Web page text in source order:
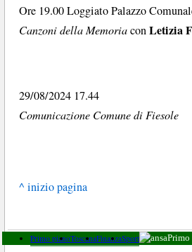
Ore 19.00 Loggiato Palazzo
Canzoni della MemoriaconLetizia
29/08/2024 17.44
Comunicazione Comune di Fiesole
^ inizio pagina
Primo pianoToscanaFinanzaSport Primo